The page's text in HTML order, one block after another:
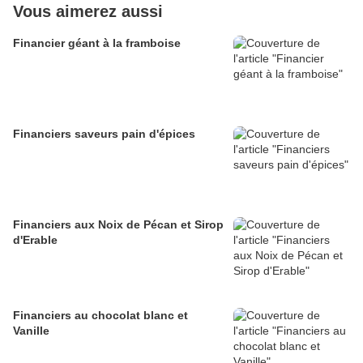
Vous aimerez aussi
Financier géant à la framboise
Financiers saveurs pain d'épices
Financiers aux Noix de Pécan et Sirop
d'Erable
Financiers au chocolat blanc et
Vanille